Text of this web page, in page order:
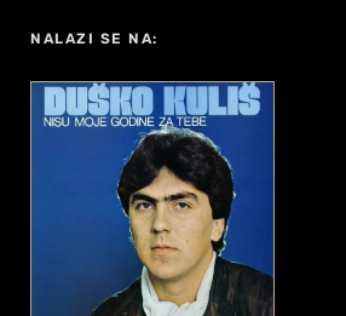
NALAZI SE NA: